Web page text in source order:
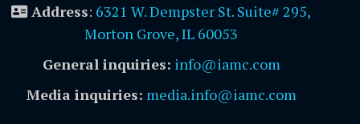
Address: 6321 W. Dempster St. Suite# 295,
Morton Grove, IL 60053
General inquiries: info@iamc.com
Media inquiries: media.info@iamc.com